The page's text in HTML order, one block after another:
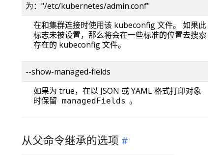
为："/etc/kubernetes/admin.conf"
在和集群连接时使用该 kubeconfig 文件。 如果此
标志未被设置，那么将会在一些标准的位置去搜索
存在的 kubeconfig 文件。
--show-managed-fields
如果为 true，在以 JSON 或 YAML 格式打印对象
时保留 managedFields 。
从父命令继承的选项